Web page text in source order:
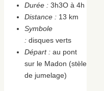
Durée : 3h3O à 4h
Distance : 13 km
Symbole
: disques verts
Départ : au pont
sur le Madon (stèle
de jumelage)